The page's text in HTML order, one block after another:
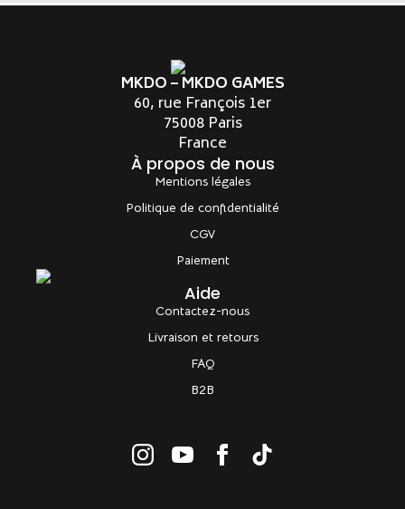
MKDO – MKDO GAMES
60, rue François 1er
75008 Paris
France
À propos de nous
Mentions légales
Politique de confidentialité
CGV
Paiement
Aide
Contactez-nous
Livraison et retours
FAQ
B2B